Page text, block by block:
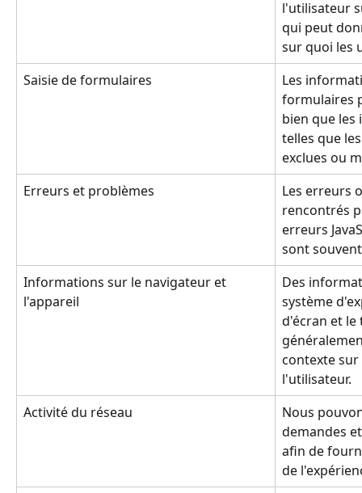
l'utilisateur
qui peut
sur quoi les
Saisie de formulaires
Les
formulaires
bien que
telles que
exclues ou
Erreurs et problèmes
Les erreurs
rencontrés
erreurs
sont
Informations sur le navigateur et
l'appareil
Des
système
d'écran et
contexte
l'utilisateur.
Activité du réseau
Nous
demandes
afin de
de